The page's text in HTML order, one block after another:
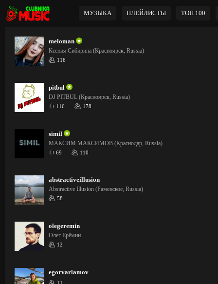
МУЗЫКА ПЛЕЙЛИСТЫ ТОП 100
meloman
Ксения Сибирина (Красноярск, Russia)
116
pitbul
DJ PITBUL (Красноярск, Russia)
116 178
simil
МАКСИМ МАКСИМОВ (Краснодар, Russia)
69 110
abstractiveillusion
Abstractive Illusion (Раменское, Russia)
58
olegeremin
Олег Ерёмин
12
egorvarlamov